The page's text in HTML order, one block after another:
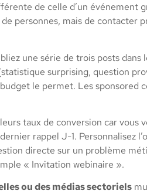
de celle d’un
de personnes, mais de
une série de trois posts dans
surprising, question
le permet. Les
taux de conversion car vous
rappel J-1. Personnalisez
directe sur un problème
« Invitation webinaire ».
ou des médias sectoriels